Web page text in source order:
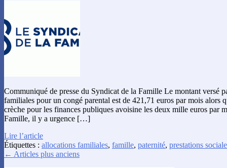
Communiqué de presse du Syndicat de la Famille Le montant versé
familiales pour un congé parental est de 421,71 euros par mois alors
crèche pour les finances publiques avoisine les deux mille euros par
Famille, il y a urgence […]
Lire l’article
Étiquettes : allocations familiales, famille, paternité, prestations
← Articles plus anciens